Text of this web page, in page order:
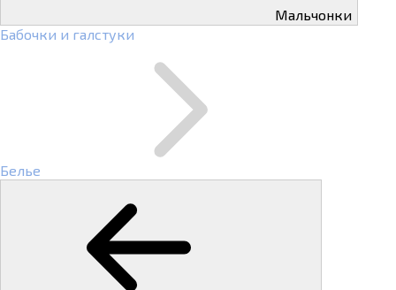
Мальчонки
Бабочки и галстуки
Белье